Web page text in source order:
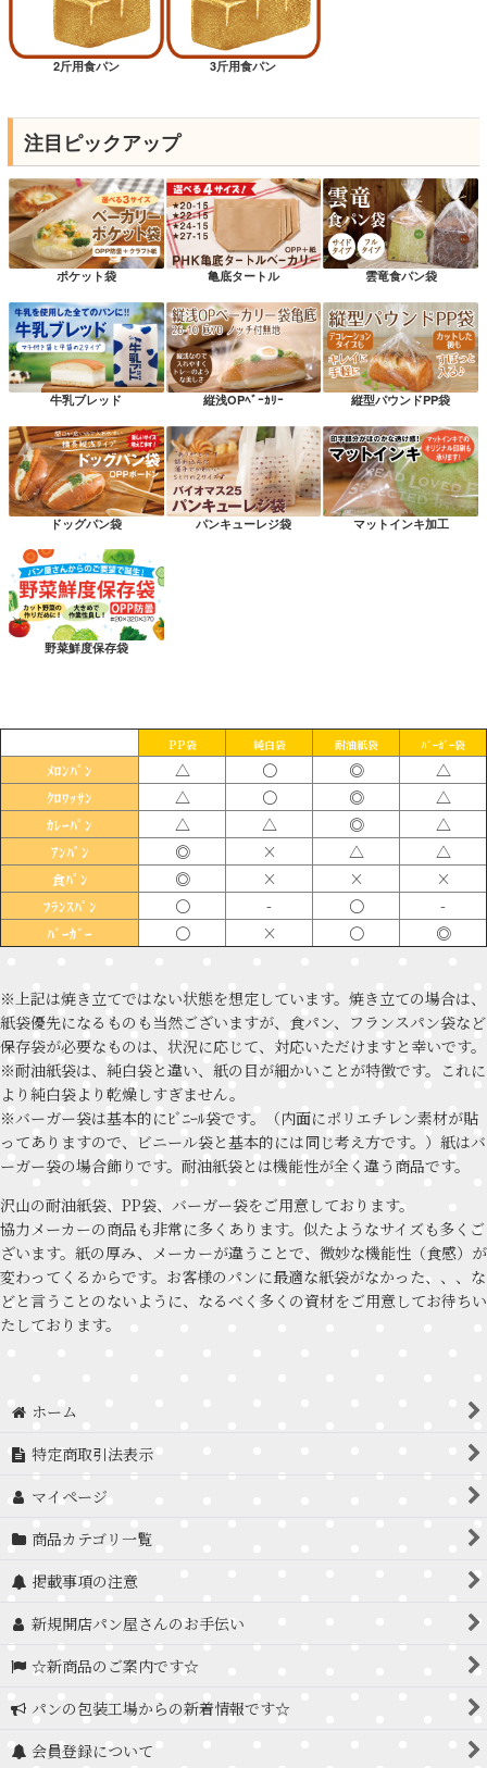
2斤用食パン 3斤用食パン
注目ピックアップ
ポケット袋 亀底タートル 雲竜食パン袋
牛乳ブレッド 縦浅OPﾍﾞｰｶﾘｰ 縦型パウンドPP袋
ドッグパン袋 パンキューレジ袋 マットインキ加工
野菜鮮度保存袋
PP袋 純白袋 耐油紙袋 ﾊﾞｰｶﾞｰ袋
ﾒﾛﾝﾊﾟﾝ △ 〇 ◎ △
ｸﾛﾜｯｻﾝ △ 〇 ◎ △
ｶﾚｰﾊﾟﾝ △ △ ◎ △
ｱﾝﾊﾟﾝ ◎ × △ △
食ﾊﾟﾝ ◎ × × ×
ﾌﾗﾝｽﾊﾟﾝ 〇 - 〇 -
ﾊﾞｰｶﾞｰ 〇 × 〇 ◎
※上記は焼き立てではない状態を想定しています。焼き立ての場合は、
紙袋優先になるものも当然ございますが、食パン、フランスパン袋など
保存袋が必要なものは、状況に応じて、対応いただけますと幸いです。
※耐油紙袋は、純白袋と違い、紙の目が細かいことが特徴です。これに
より純白袋より乾燥しすぎません。
※バーガー袋は基本的にﾋﾞﾆｰﾙ袋です。（内面にポリエチレン素材が貼
ってありますので、ビニール袋と基本的には同じ考え方です。）紙はバ
ーガー袋の場合飾りです。耐油紙袋とは機能性が全く違う商品です。
沢山の耐油紙袋、PP袋、バーガー袋をご用意しております。
協力メーカーの商品も非常に多くあります。似たようなサイズも多くご
ざいます。紙の厚み、メーカーが違うことで、微妙な機能性（食感）が
変わってくるからです。お客様のパンに最適な紙袋がなかった、、、な
どと言うことのないように、なるべく多くの資材をご用意してお待ちい
たしております。
ホーム
特定商取引法表示
マイページ
商品カテゴリ一覧
掲載事項の注意
新規開店パン屋さんのお手伝い
☆新商品のご案内です☆
パンの包装工場からの新着情報です☆
会員登録について